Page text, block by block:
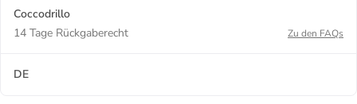
Coccodrillo
14 Tage Rückgaberecht
Zu den FAQs
DE